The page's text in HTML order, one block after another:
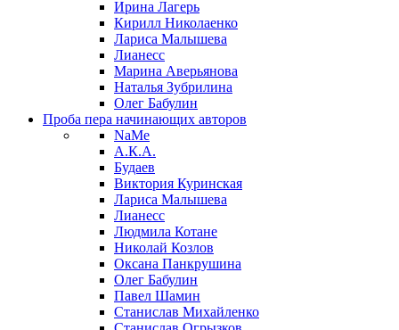
Ирина Лагерь
Кирилл Николаенко
Лариса Малышева
Лианесс
Марина Аверьянова
Наталья Зубрилина
Олег Бабулин
Проба пера начинающих авторов
NaMe
А.К.А.
Будаев
Виктория Куринская
Лариса Малышева
Лианесс
Людмила Котане
Николай Козлов
Оксана Панкрушина
Олег Бабулин
Павел Шамин
Станислав Михайленко